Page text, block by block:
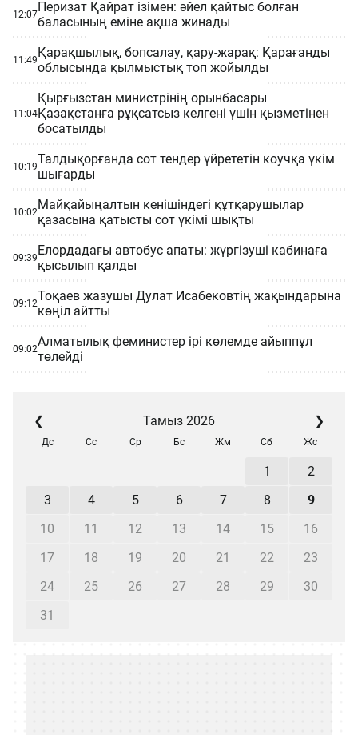
12:07Перизат Қайрат ізімен: әйел қайтыс болған
баласының еміне ақша жинады
11:49Қарақшылық, бопсалау, қару-жарақ: Қарағанды
облысында қылмыстық топ жойылды
11:04
Қырғызстан министрінің орынбасары
Қазақстанға рұқсатсыз келгені үшін қызметінен
босатылды
10:19Талдықорғанда сот тендер үйрететін коучқа үкім
шығарды
10:02Майқайыңалтын кенішіндегі құтқарушылар
қазасына қатысты сот үкімі шықты
09:39Елордадағы автобус апаты: жүргізуші кабинаға
қысылып қалды
09:12Тоқаев жазушы Дулат Исабековтің жақындарына
көңіл айтты
09:02Алматылық феминистер ірі көлемде айыппұл
төлейді
❮ Тамыз 2026 ❯
Дс Сс Ср Бс Жм Сб Жс
1
2
3
4 5 6 7 8
9
10
11 12 13 14 15
16
17
18 19 20 21 22
23
24
25 26 27 28 29
30
31